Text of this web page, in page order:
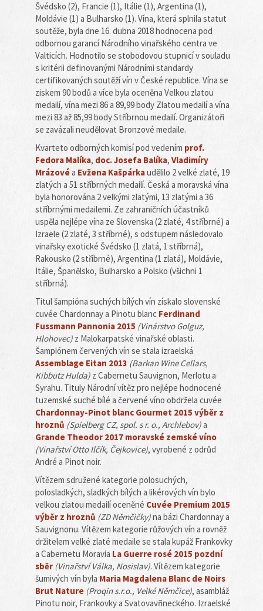
Švédsko (2), Francie (1), Itálie (1), Argentina (1),
Moldávie (1) a Bulharsko (1). Vína, která splnila statut
soutěže, byla dne 16. dubna 2018 hodnocena pod
odbornou garancí Národního vinařského centra ve
Valticích. Hodnotilo se stobodovou stupnicí v souladu
s kritérii definovanými Národními standardy
certifikovaných soutěží vín v České republice. Vína se
ziskem 90 bodů a více byla oceněna Velkou zlatou
medailí, vína mezi 86 a 89,99 body Zlatou medailí a vína
mezi 83 až 85,99 body Stříbrnou medailí. Organizátoři
se zavázali neudělovat Bronzové medaile.
Kvarteto odborných komisí pod vedením prof.
Fedora Malíka, doc. Josefa Balíka, Vladimíry
Mrázovéa Evžena Kašpárkaudělilo 2 velké zlaté, 19
zlatých a 51 stříbrných medailí. Česká a moravská vína
byla honorována 2 velkými zlatými, 13 zlatými a 36
stříbrnými medailemi. Ze zahraničních účastníků
uspěla nejlépe vína ze Slovenska (2 zlaté, 4 stříbrné) a
Izraele (2 zlaté, 3 stříbrné), s odstupem následovalo
vinařsky exotické Švédsko (1 zlatá, 1 stříbrná),
Rakousko (2 stříbrné), Argentina (1 zlatá), Moldávie,
Itálie, Španělsko, Bulharsko a Polsko (všichni 1
stříbrná).
Titul šampióna suchých bílých vín získalo slovenské
cuvée Chardonnay a Pinotu blanc Ferdinand
Fussmann Pannonia 2015 (Vinárstvo Golguz,
Hlohovec) z Malokarpatské vinařské oblasti.
Šampiónem červených vín se stala izraelská
Assemblage Eitan 2013 (Barkan Wine Cellars,
Kibbutz Hulda) z Cabernetu Sauvignon, Merlotu a
Syrahu. Tituly Národní vítěz pro nejlépe hodnocené
tuzemské suché bílé a červené víno obdržela cuvée
Chardonnay-Pinot blanc Gourmet 2015 výběr z
hroznů (Spielberg CZ, spol. s r. o., Archlebov)a
Grande Theodor 2017 moravské zemské víno
(Vinařství Otto Ilčík, Čejkovice), vyrobené z odrůd
André a Pinot noir.
Vítězem sdružené kategorie polosuchých,
polosladkých, sladkých bílých a likérových vín bylo
velkou zlatou medailí oceněné Cuvée Premium 2015
výběr z hroznů (ZD Němčičky)na bázi Chardonnay a
Sauvignonu. Vítězem kategorie růžových vín a rovněž
držitelem velké zlaté medaile se stala kupáž Frankovky
a Cabernetu Moravia La Guerre rosé 2015 pozdní
sběr (Vinařství Válka, Nosislav). Vítězem kategorie
šumivých vín byla Maria Magdalena Blanc de Noirs
Brut Nature (Proqin s.r.o., Velké Němčice), asambláž
Pinotu noir, Frankovky a Svatovavřineckého. Izraelské